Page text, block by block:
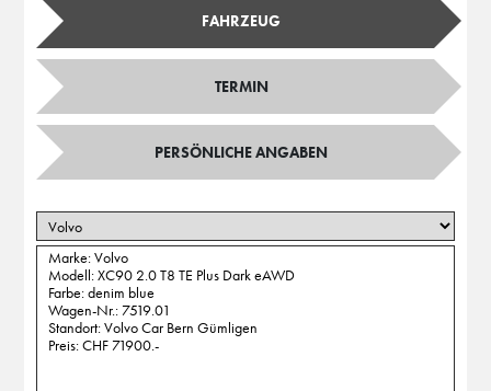
FAHRZEUG
TERMIN
PERSÖNLICHE ANGABEN